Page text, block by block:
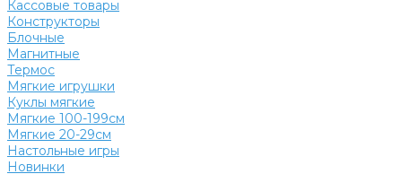
Кассовые товары
Конструкторы
Блочные
Магнитные
Термос
Мягкие игрушки
Куклы мягкие
Мягкие 100-199см
Мягкие 20-29см
Настольные игры
Новинки